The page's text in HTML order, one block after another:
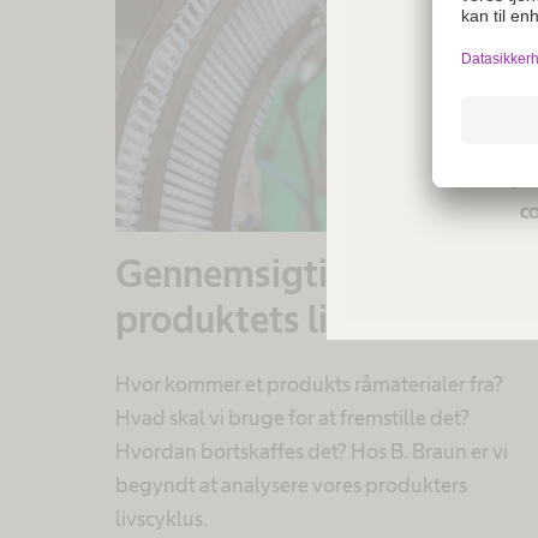
Not
Gennemsigtighed i
produktets livscyklus
Hvor kommer et produkts råmaterialer fra?
Hvad skal vi bruge for at fremstille det?
Hvordan bortskaffes det? Hos B. Braun er vi
begyndt at analysere vores produkters
livscyklus.